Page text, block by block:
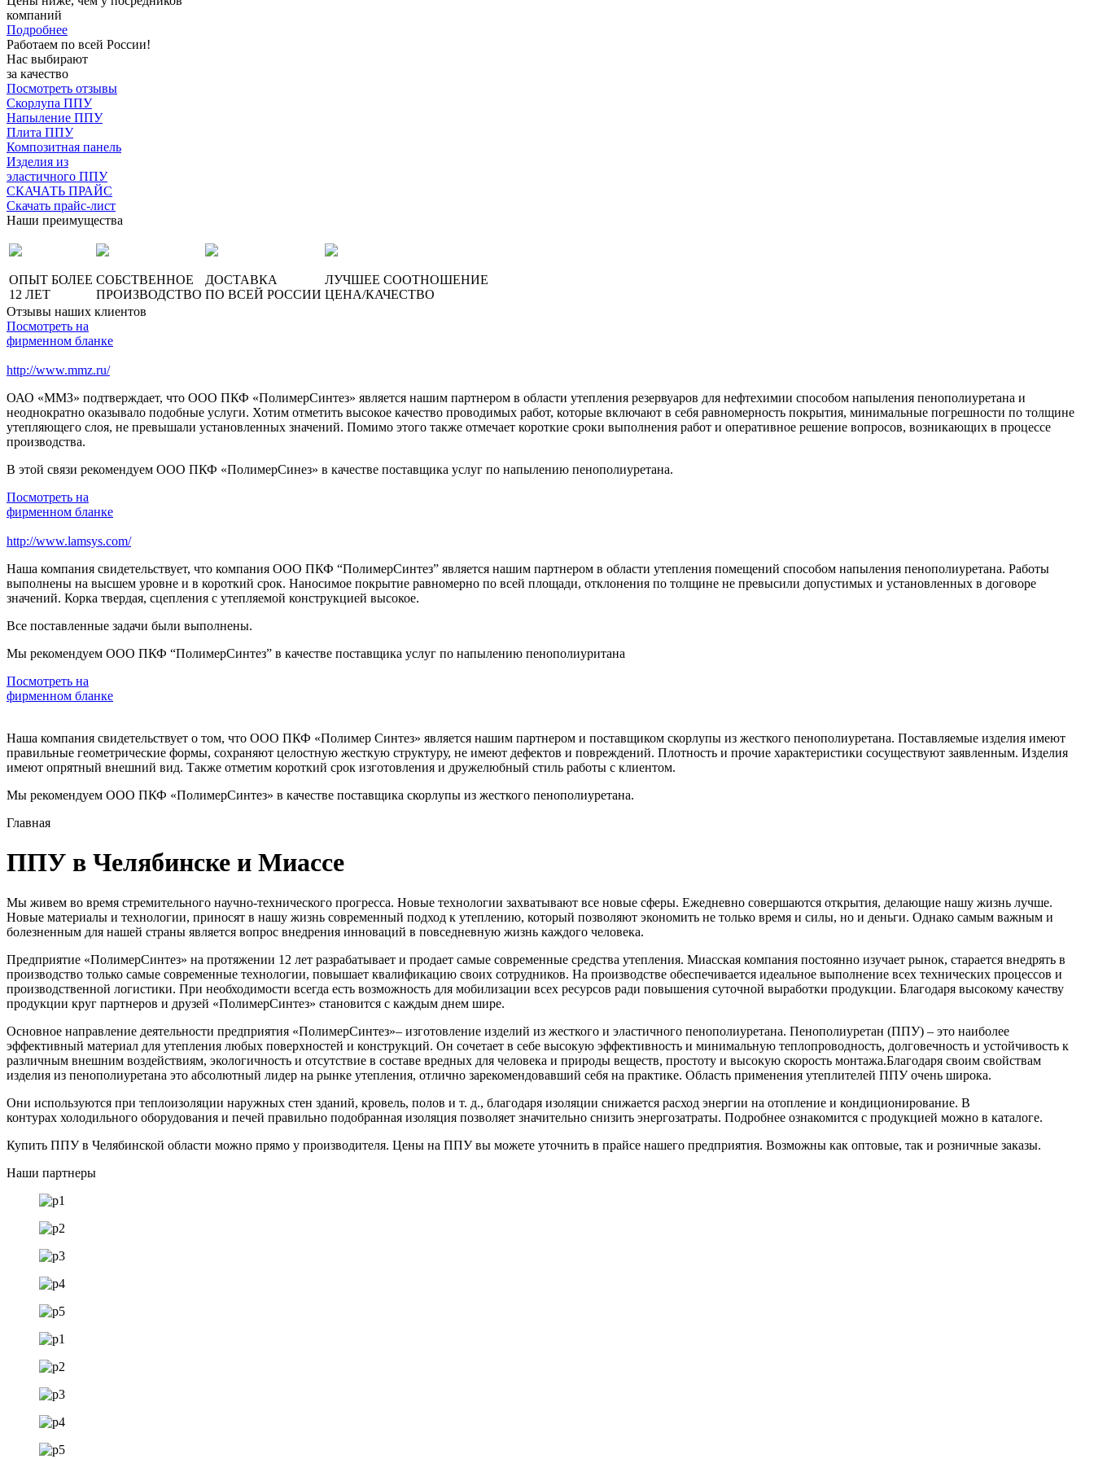
компаний
Подробнее
Работаем по всей России!
Нас выбирают
за качество
Посмотреть отзывы
Скорлупа ППУ
Напыление ППУ
Плита ППУ
Композитная панель
Изделия из
эластичного ППУ
СКАЧАТЬ ПРАЙС
Скачать прайс-лист
Наши преимущества
ОПЫТ БОЛЕЕ
12 ЛЕТ
СОБСТВЕННОЕ
ПРОИЗВОДСТВО
ДОСТАВКА
ПО ВСЕЙ РОССИИ
ЛУЧШЕЕ СООТНОШЕНИЕ
ЦЕНА/КАЧЕСТВО
Отзывы наших клиентов
Посмотреть на
фирменном бланке
http://www.mmz.ru/
ОАО «ММЗ» подтверждает, что ООО ПКФ «ПолимерСинтез» является нашим партнером в области утепления резервуаров для нефтехимии способом напыления пенополиуретана и
неоднократно оказывало подобные услуги. Хотим отметить высокое качество проводимых работ, которые включают в себя равномерность покрытия, минимальные погрешности по толщине
утепляющего слоя, не превышали установленных значений. Помимо этого также отмечает короткие сроки выполнения работ и оперативное решение вопросов, возникающих в процессе
производства.
В этой связи рекомендуем ООО ПКФ «ПолимерСинез» в качестве поставщика услуг по напылению пенополиуретана.
Посмотреть на
фирменном бланке
http://www.lamsys.com/
Наша компания свидетельствует, что компания ООО ПКФ “ПолимерСинтез” является нашим партнером в области утепления помещений способом напыления пенополиуретана. Работы
выполнены на высшем уровне и в короткий срок. Наносимое покрытие равномерно по всей площади, отклонения по толщине не превысили допустимых и установленных в договоре
значений. Корка твердая, сцепления с утепляемой конструкцией высокое.
Все поставленные задачи были выполнены.
Мы рекомендуем ООО ПКФ “ПолимерСинтез” в качестве поставщика услуг по напылению пенополиуритана
Посмотреть на
фирменном бланке
Наша компания свидетельствует о том, что ООО ПКФ «Полимер Синтез» является нашим партнером и поставщиком скорлупы из жесткого пенополиуретана. Поставляемые изделия имеют
правильные геометрические формы, сохраняют целостную жесткую структуру, не имеют дефектов и повреждений. Плотность и прочие характеристики сосуществуют заявленным. Изделия
имеют опрятный внешний вид. Также отметим короткий срок изготовления и дружелюбный стиль работы с клиентом.
Мы рекомендуем ООО ПКФ «ПолимерСинтез» в качестве поставщика скорлупы из жесткого пенополиуретана.
Главная
ППУ в Челябинске и Миассе
Мы живем во время стремительного научно-технического прогресса. Новые технологии захватывают все новые сферы. Ежедневно совершаются открытия, делающие нашу жизнь лучше.
Новые материалы и технологии, приносят в нашу жизнь современный подход к утеплению, который позволяют экономить не только время и силы, но и деньги. Однако самым важным и
болезненным для нашей страны является вопрос внедрения инноваций в повседневную жизнь каждого человека.
Предприятие «ПолимерСинтез» на протяжении 12 лет разрабатывает и продает самые современные средства утепления. Миасская компания постоянно изучает рынок, старается внедрять в
производство только самые современные технологии, повышает квалификацию своих сотрудников. На производстве обеспечивается идеальное выполнение всех технических процессов и
производственной логистики. При необходимости всегда есть возможность для мобилизации всех ресурсов ради повышения суточной выработки продукции. Благодаря высокому качеству
продукции круг партнеров и друзей «ПолимерСинтез» становится с каждым днем шире.
Основное направление деятельности предприятия «ПолимерСинтез»– изготовление изделий из жесткого и эластичного пенополиуретана. Пенополиуретан (ППУ) – это наиболее
эффективный материал для утепления любых поверхностей и конструкций. Он сочетает в себе высокую эффективность и минимальную теплопроводность, долговечность и устойчивость к
различным внешним воздействиям, экологичность и отсутствие в составе вредных для человека и природы веществ, простоту и высокую скорость монтажа.Благодаря своим свойствам
изделия из пенополиуретана это абсолютный лидер на рынке утепления, отлично зарекомендовавший себя на практике. Область применения утеплителей ППУ очень широка.
Они используются при теплоизоляции наружных стен зданий, кровель, полов и т. д., благодаря изоляции снижается расход энергии на отопление и кондиционирование. В
контурах холодильного оборудования и печей правильно подобранная изоляция позволяет значительно снизить энергозатраты. Подробнее ознакомится с продукцией можно в каталоге.
Купить ППУ в Челябинской области можно прямо у производителя. Цены на ППУ вы можете уточнить в прайсе нашего предприятия. Возможны как оптовые, так и розничные заказы.
Наши партнеры